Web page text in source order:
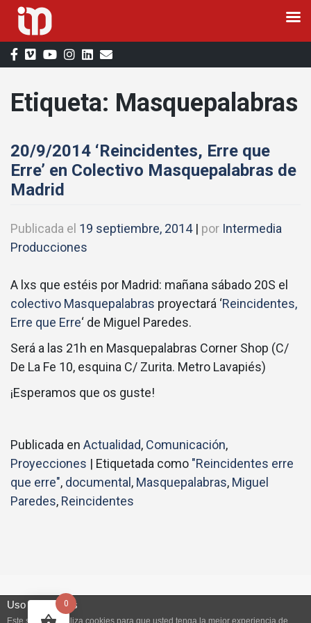
Saltar
al
Etiqueta: Masquepalabras
20/9/2014 ‘Reincidentes, Erre que
Erre’ en Colectivo Masquepalabras de
Madrid
Publicada el 19 septiembre, 2014| por Intermedia
Producciones
A lxs que estéis por Madrid: mañana sábado 20S el
colectivo Masquepalabras proyectará ‘Reincidentes,
Erre que Erre‘ de Miguel Paredes.
Será a las 21h en Masquepalabras Corner Shop (C/
De La Fe 10, esquina C/ Zurita. Metro Lavapiés)
¡Esperamos que os guste!
Publicada en Actualidad, Comunicación,
Proyecciones | Etiquetada como "Reincidentes erre
que erre", documental, Masquepalabras, Miguel
Paredes, Reincidentes
© 2026Intermedia Producciones |Tema Bootstrap para
WordPress
Uso de cookies
Este sitio web utiliza cookies para que usted tenga la mejor experiencia de
0